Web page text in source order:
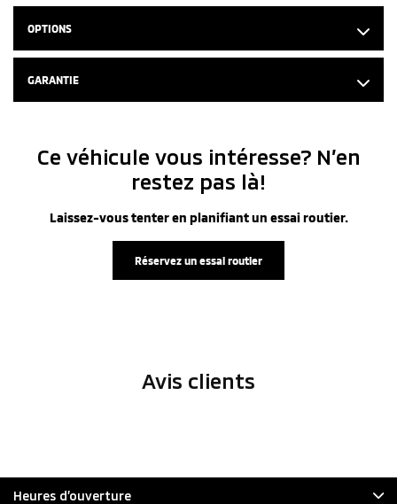
OPTIONS
GARANTIE
Ce véhicule vous intéresse? N’en
restez pas là!
Laissez-vous tenter en planifiant un essai routier.
Réservez un essai routier
Avis clients
Heures d’ouverture